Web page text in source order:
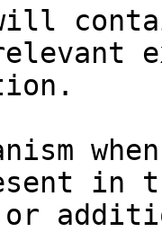
will
in